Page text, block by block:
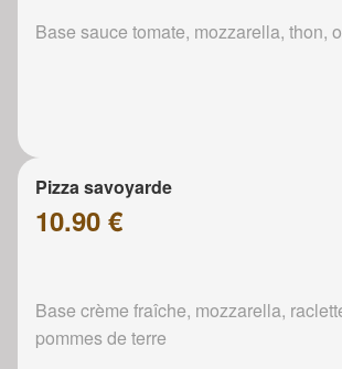
Base sauce tomate, mozzarella, thon,
Pizza savoyarde
10.90 €
Base crème fraîche, mozzarella,
pommes de terre